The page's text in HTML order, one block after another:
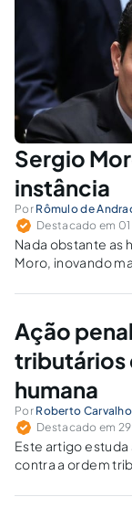
Sergio
instância
Por Rômulo de
Destacado em 01
Nada obstante as
Moro, inovando
procedimento por
Ação
tributários
humana
Por Roberto
Destacado em
Este artigo estuda
contra a ordem
garantido o